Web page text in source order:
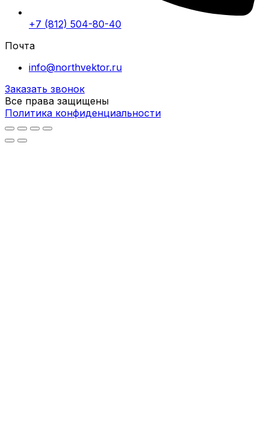
+7 (812) 504-80-40
Почта
info@northvektor.ru
Заказать звонок
Все права защищены
Политика конфиденциальности